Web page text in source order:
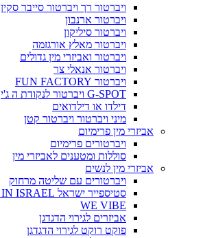
ויברטור רך ויברטור סייבר סקין
ויברטור ארנבון
ויברטור סיליקון
ויברטור מאלץ אורגזמה
ויברטור ואביזרי מין גדולים
ויברטור אנאלי צר
ויברטור FUN FACTORY
G-SPOT ויברטור לנקודת ה ג'י
דילדו או דילדואים
מיני ויברטור ויברטור קטן
אביזרי מין פרימיום
ויברטורים פרימיום
סוללות ומטענים לאביזרי מין
אביזרי מין לנשים
ויברטורים עם שליטה מרחוק
סטיספייר ישראל SATISFYER IN ISRAEL
WE VIBE
אביזרים לגירוי הדגדגן
פוקט רוקט לגירוי הדגדגן